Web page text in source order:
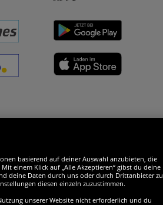
basierend auf deiner Auswahl anzubieten, die
einem Klick auf „Alle Akzeptieren“ gibst du deine
deine Daten durch uns oder durch Drittanbieter zu
diesen einzeln zuzustimmen.
unserer Website nicht erforderlich und du